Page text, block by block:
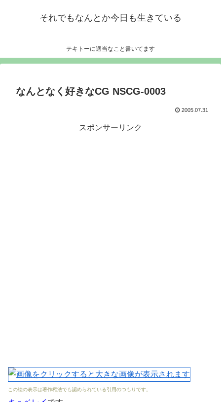
それでもなんとか今日も生きている
テキトーに適当なこと書いてます
なんとなく好きなCG NSCG-0003
2005.07.31
スポンサーリンク
この絵の表示は著作権法でも認められている引用のつもりです。